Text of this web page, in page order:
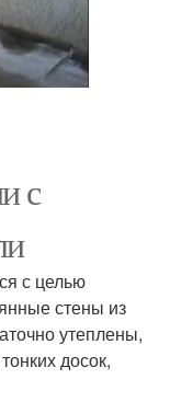
с
с целью
стены из
утеплены,
досок,